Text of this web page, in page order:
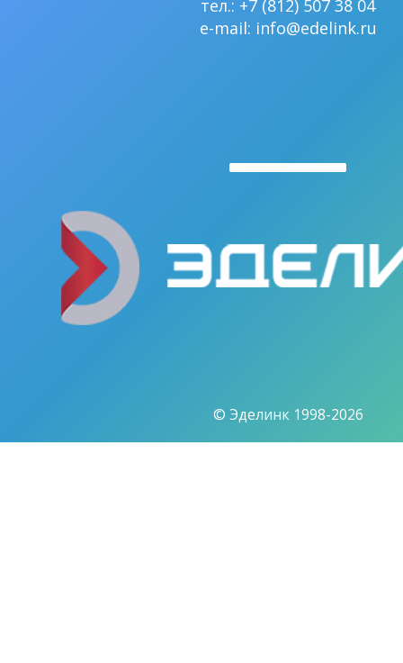
тел.: +7 (812) 507 38 04
e-mail: info@edelink.ru
© Эделинк 1998-2026